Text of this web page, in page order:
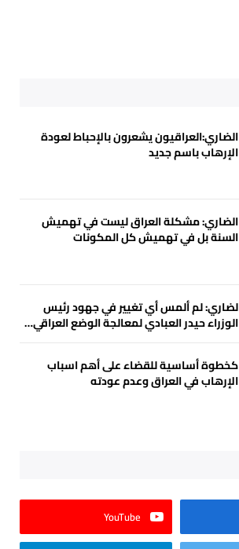
الضاري:العراقيون يشعرون بالإحباط لعودة
الإرهاب باسم جديد
الضاري: مشكلة العراق ليست في تهميش
السنة بل في تهميش كل المكونات
لضاري: لم ألمس أي تغيير في جهود رئيس
الوزراء حيدر العبادي لمعالجة الوضع العراقي…
كخطوة أساسية للقضاء على أهم اسباب
الإرهاب في العراق وعدم عودته
YouTube